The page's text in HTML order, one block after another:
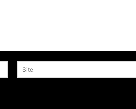
Email:*